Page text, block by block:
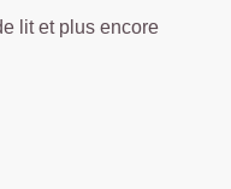
lit et plus encore